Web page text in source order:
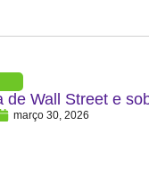
de Wall Street e
março 30, 2026